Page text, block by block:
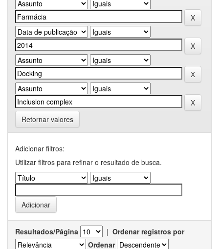
Retornar valores
Adicionar filtros:
Utilizar filtros para refinar o resultado de busca.
Resultados/Página | Ordenar registros por
Ordenar